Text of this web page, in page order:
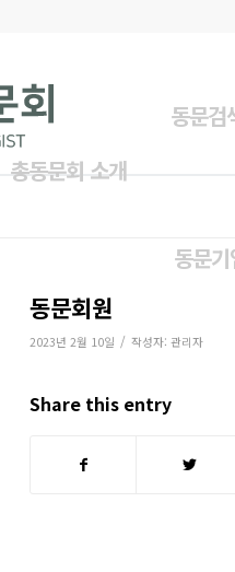
총동문회 소개
동문검
동문
동문회원
2023년 2월 10일 / 작성자: 관리자
Share this entry